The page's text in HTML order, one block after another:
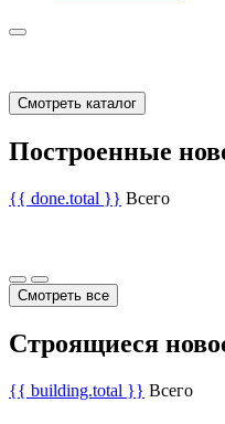
Смотреть каталог
Построенные
{{ done.total }} Всего
Смотреть все
Строящиеся
{{ building.total }} Всего